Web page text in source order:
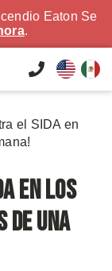
Eaton Se
.
el SIDA en
en Los
de una